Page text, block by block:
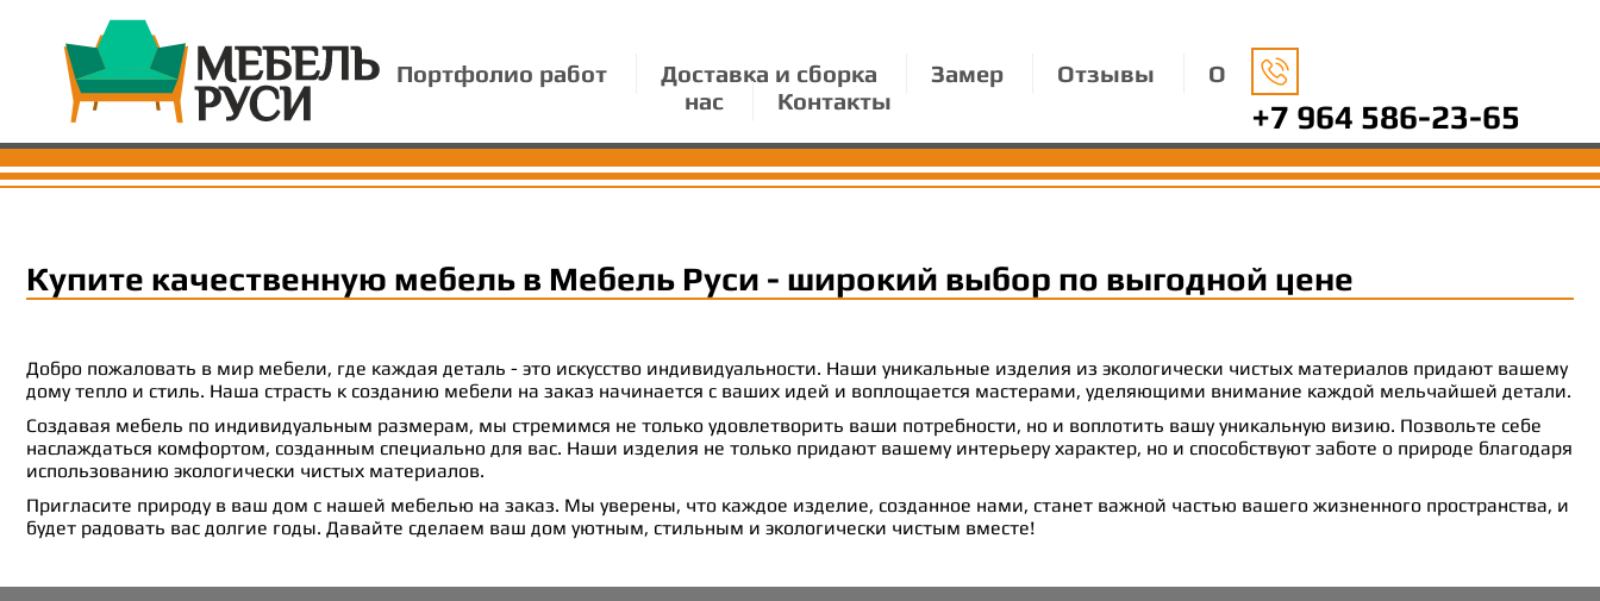
Портфолио работ Доставка и сборка Замер Отзывы
О
нас
Контакты +7 964 586-23-65
Купите качественную мебель в Мебель Руси - широкий выбор по выгодной цене
Добро пожаловать в мир мебели, где каждая деталь - это искусство индивидуальности. Наши уникальные изделия из экологически чистых материалов придают вашему
дому тепло и стиль. Наша страсть к созданию мебели на заказ начинается с ваших идей и воплощается мастерами, уделяющими внимание каждой мельчайшей детали.
Создавая мебель по индивидуальным размерам, мы стремимся не только удовлетворить ваши потребности, но и воплотить вашу уникальную визию. Позвольте себе
наслаждаться комфортом, созданным специально для вас. Наши изделия не только придают вашему интерьеру характер, но и способствуют заботе о природе благодаря
использованию экологически чистых материалов.
Пригласите природу в ваш дом с нашей мебелью на заказ. Мы уверены, что каждое изделие, созданное нами, станет важной частью вашего жизненного пространства, и
будет радовать вас долгие годы. Давайте сделаем ваш дом уютным, стильным и экологически чистым вместе!